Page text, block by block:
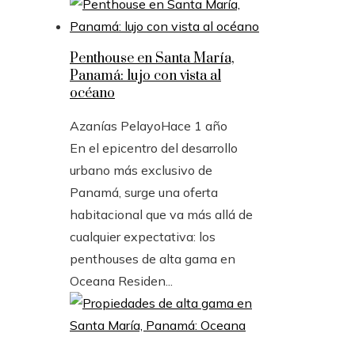
Penthouse en Santa María,
Panamá: lujo con vista al
océano
Azanías PelayoHace 1 año
En el epicentro del desarrollo
urbano más exclusivo de
Panamá, surge una oferta
habitacional que va más allá de
cualquier expectativa: los
penthouses de alta gama en
Oceana Residen...